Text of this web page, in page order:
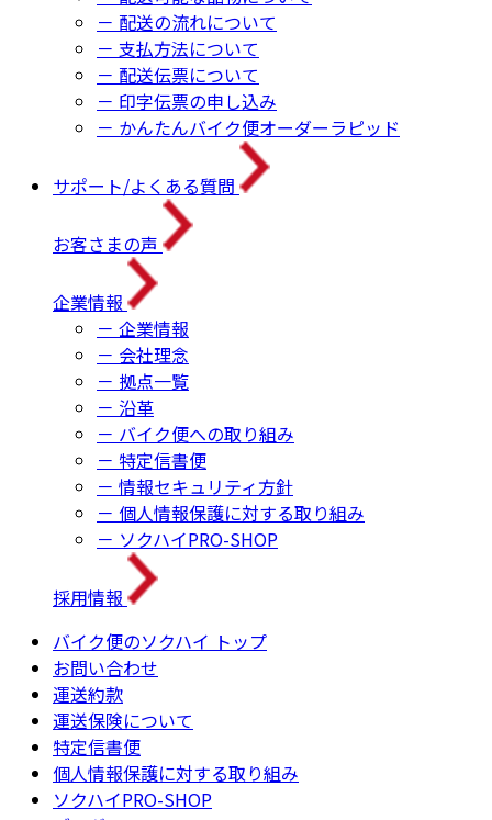
－ 配送の流れについて
－ 支払方法について
－ 配送伝票について
－ 印字伝票の申し込み
－ かんたんバイク便オーダーラピッド
サポート/よくある質問
お客さまの声
企業情報
－ 企業情報
－ 会社理念
－ 拠点一覧
－ 沿革
－ バイク便への取り組み
－ 特定信書便
－ 情報セキュリティ方針
－ 個人情報保護に対する取り組み
－ ソクハイPRO-SHOP
採用情報
バイク便のソクハイ トップ
お問い合わせ
運送約款
運送保険について
特定信書便
個人情報保護に対する取り組み
ソクハイPRO-SHOP